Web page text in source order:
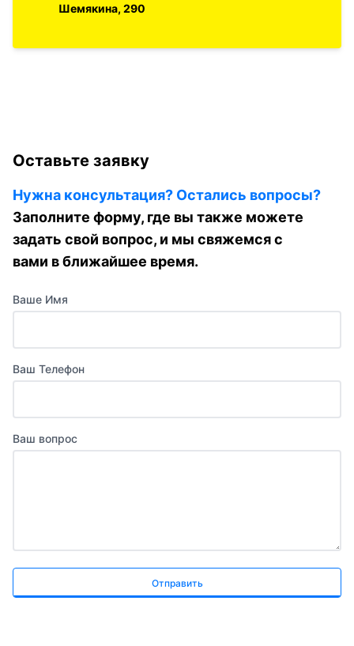
Шемякина, 290
Оставьте заявку
Нужна консультация? Остались вопросы?
Заполните форму, где вы также можете
задать свой вопрос, и мы свяжемся с
вами в ближайшее время.
Ваше Имя
Ваш Телефон
Ваш вопрос
Отправить